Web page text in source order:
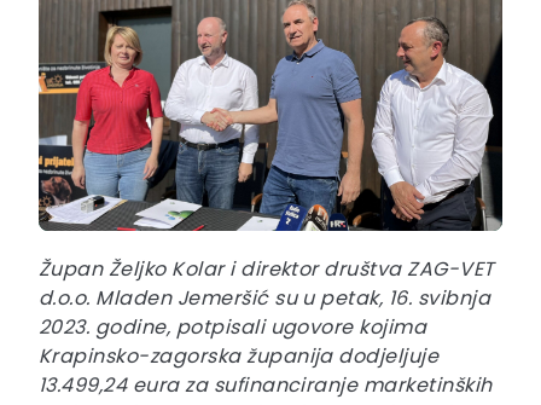
Župan Željko Kolar i direktor društva ZAG-VET
d.o.o. Mladen Jemeršić su u petak, 16. svibnja
2023. godine, potpisali ugovore kojima
Krapinsko-zagorska županija dodjeljuje
13.499,24 eura za sufinanciranje marketinških